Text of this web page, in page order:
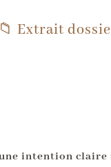
📁 Extrait
intention claire